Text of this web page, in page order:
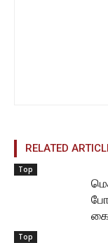
RELATED
Top
Top